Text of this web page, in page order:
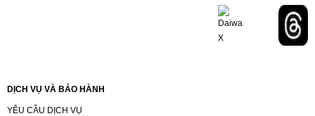
DỊCH VỤ VÀ BẢO HÀNH
YÊU CẦU DỊCH VỤ